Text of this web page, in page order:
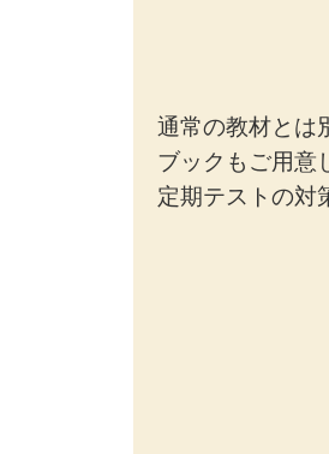
通常の教材とは
ブックもご用意
定期テストの対